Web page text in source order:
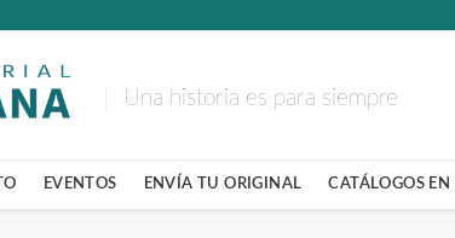
Una historia es para siempre
EVENTOS ENVÍA TU ORIGINAL CATÁLOGOS EN